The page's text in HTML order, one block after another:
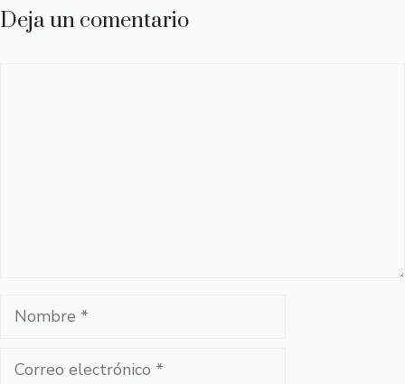
Deja un comentario
Nombre
Correo